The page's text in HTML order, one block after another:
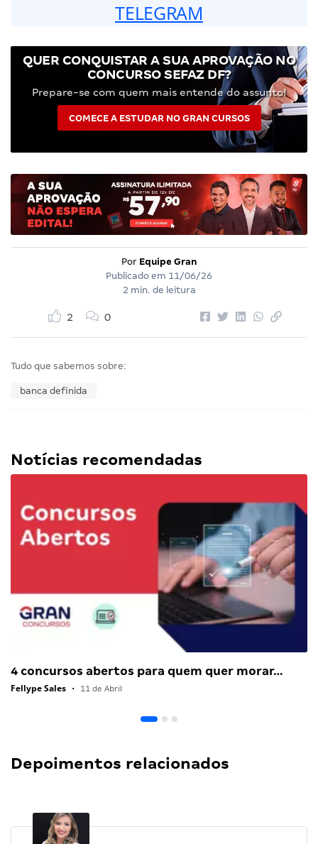
TELEGRAM
QUER CONQUISTAR A SUA APROVAÇÃO NO
CONCURSO SEFAZ DF?
Prepare-se com quem mais entende do assunto!
COMECE A ESTUDAR NO GRAN CURSOS
Por Equipe Gran
Publicado em 11/06/26
2 min. de leitura
2 0
Tudo que sabemos sobre:
banca definida
Notícias recomendadas
4 concursos abertos para quem quer morar…
Fellype Sales • 11 de Abril
Depoimentos relacionados